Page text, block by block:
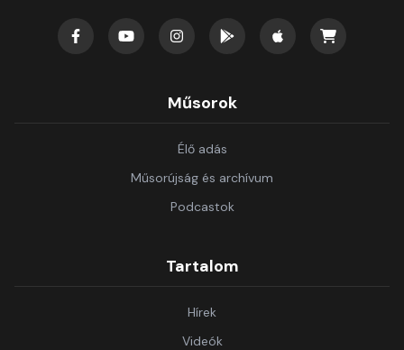
Műsorok
Élő adás
Műsorújság és archívum
Podcastok
Tartalom
Hírek
Videók